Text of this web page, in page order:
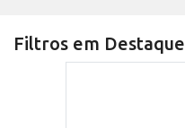
Filtros em Destaque